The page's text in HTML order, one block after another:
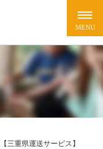
三重県運送サービス】